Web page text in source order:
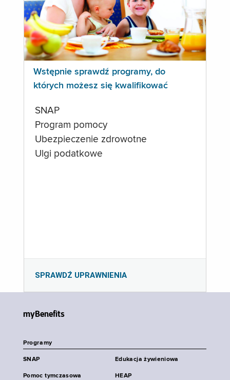
Wstępnie sprawdź programy, do
których możesz się kwalifikować
SNAP
Program pomocy
Ubezpieczenie zdrowotne
Ulgi podatkowe
SPRAWDŹ UPRAWNIENIA
myBenefits
Programy
SNAP Edukacja żywieniowa
Pomoc tymczasowa HEAP